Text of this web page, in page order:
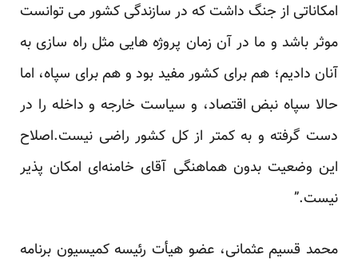
امکاناتی از جنگ داشت که در سازندگی کشور می توانست
موثر باشد و ما در آن زمان پروژه هایی مثل راه سازی به
آنان دادیم؛ هم برای کشور مفید بود و هم برای سپاه، اما
حالا سپاه نبض اقتصاد، و سیاست خارجه و داخله را در
دست گرفته و به کمتر از کل کشور راضی نیست.اصلاح
این وضعیت بدون هماهنگی آقای خامنه‌ای امکان پذیر
نیست.”
محمد قسیم عثمانی، عضو هیأت رئیسه کمیسیون برنامه